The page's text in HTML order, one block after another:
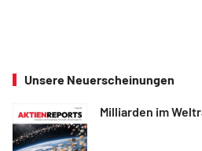
Unsere Neuerscheinungen
Milliarden im